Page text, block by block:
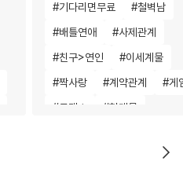
#기다리면무료 #철벽남
#배틀연애 #사제관계
#친구>연인 #이세계물
#짝사랑 #계약관계 #게
#로맨스 #현대물
죽음/살인